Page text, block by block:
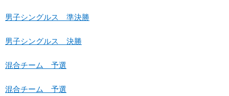
男子シングルス 準決勝
男子シングルス 決勝
混合チーム 予選
混合チーム 予選